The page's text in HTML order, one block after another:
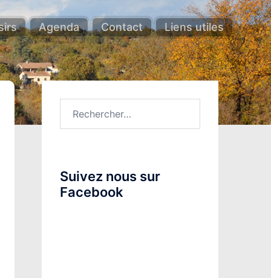
Agenda Contact Liens utiles
Suivez nous sur
Facebook